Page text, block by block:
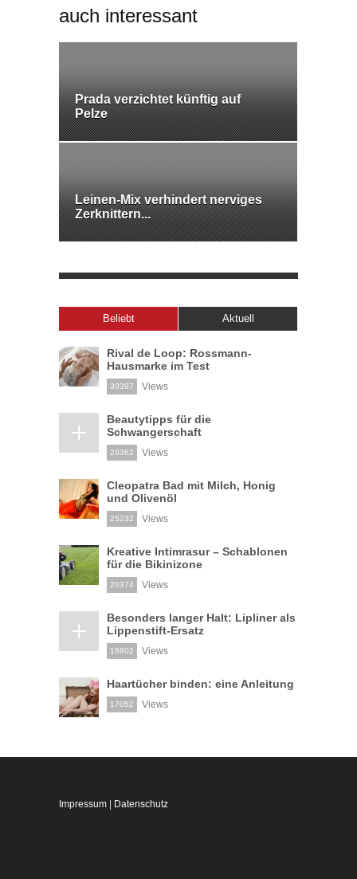
auch interessant
Prada verzichtet künftig auf
Pelze
Leinen-Mix verhindert nerviges
Zerknittern...
Beliebt Aktuell
Rival de Loop: Rossmann-
Hausmarke im Test
30397 Views
Beautytipps für die
Schwangerschaft
29362 Views
Cleopatra Bad mit Milch, Honig
und Olivenöl
25232 Views
Kreative Intimrasur – Schablonen
für die Bikinizone
20374 Views
Besonders langer Halt: Lipliner als
Lippenstift-Ersatz
18802 Views
Haartücher binden: eine Anleitung
17052 Views
Impressum | Datenschutz